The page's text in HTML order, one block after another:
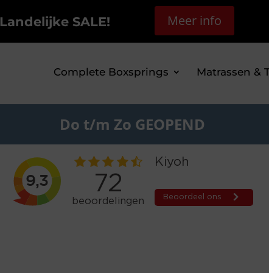
Landelijke SALE! Meer info
Complete Boxsprings Matrassen &
Do t/m Zo GEOPEND